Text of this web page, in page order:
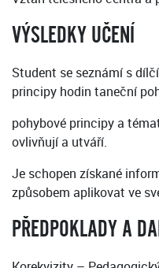
VÝSLEDKY UČENÍ
Student se seznámí s
principy hodin taneční
pohybové principy a
ovlivňují a utváří.
Je schopen získané
způsobem aplikovat ve
PŘEDPOKLADY A